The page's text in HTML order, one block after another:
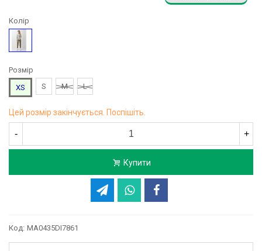
Колір
Хакі
Розмір
XS
S M L
Цей розмір закінчується. Поспішіть.
- +
Купити
Код: MA0435DI7861